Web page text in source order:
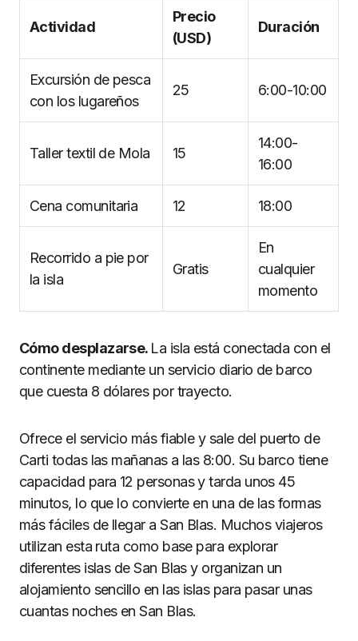
Actividad
Precio
(USD)
Duración
Excursión de pesca
con los lugareños
25 6:00-10:00
Taller textil de Mola 15
14:00-
16:00
Cena comunitaria 12 18:00
Recorrido a pie por
la isla
Gratis
En
cualquier
momento
Cómo desplazarse. La isla está conectada con el
continente mediante un servicio diario de barco
que cuesta 8 dólares por trayecto.
Ofrece el servicio más fiable y sale del puerto de
Carti todas las mañanas a las 8:00. Su barco tiene
capacidad para 12 personas y tarda unos 45
minutos, lo que lo convierte en una de las formas
más fáciles de llegar a San Blas. Muchos viajeros
utilizan esta ruta como base para explorar
diferentes islas de San Blas y organizan un
alojamiento sencillo en las islas para pasar unas
cuantas noches en San Blas.